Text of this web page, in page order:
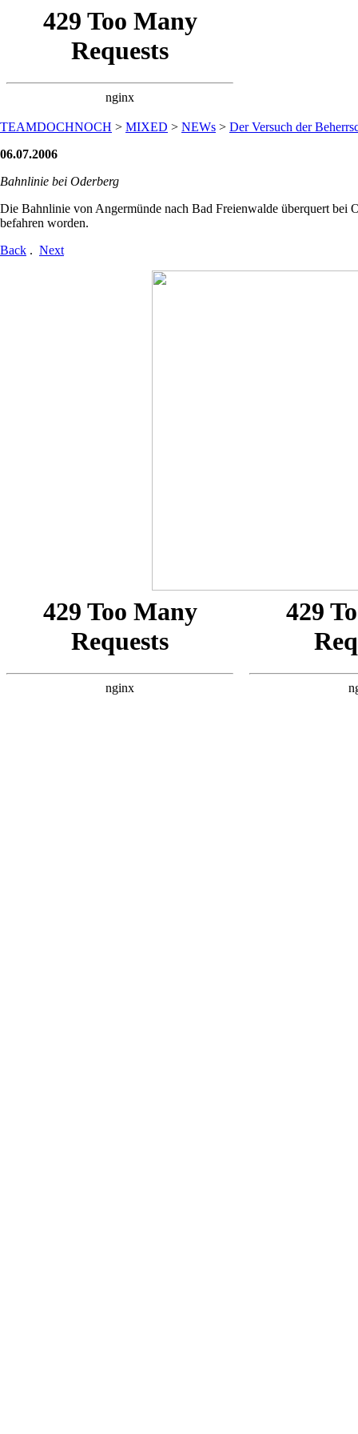
TEAMDOCHNOCH > MIXED > NEWs > Der Versuch der
06.07.2006
Bahnlinie bei Oderberg
Die Bahnlinie von Angermünde nach Bad Freienwalde überquert bei
befahren worden.
Back . Next